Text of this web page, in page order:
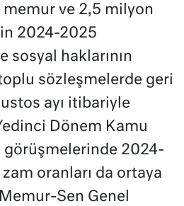
memur ve 2,5 milyon
2024-2025
sosyal haklarının
sözleşmelerde geri
ayı itibariyle
Dönem Kamu
görüşmelerinde 2024-
oranları da ortaya
Sen Genel